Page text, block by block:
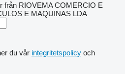
från RIOVEMA COMERCIO E
E MAQUINAS LDA
du vår integritetspolicy och